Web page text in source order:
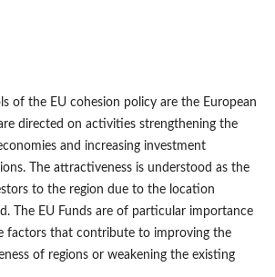
of the EU cohesion policy are the European
directed on activities strengthening the
and increasing investment
The attractiveness is understood as the
to the region due to the location
The EU Funds are of particular importance
factors that contribute to improving the
of regions or weakening the existing